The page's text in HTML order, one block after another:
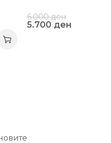
6.000ден
5.700 ден